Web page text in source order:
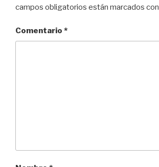
campos obligatorios están marcados con
Comentario *